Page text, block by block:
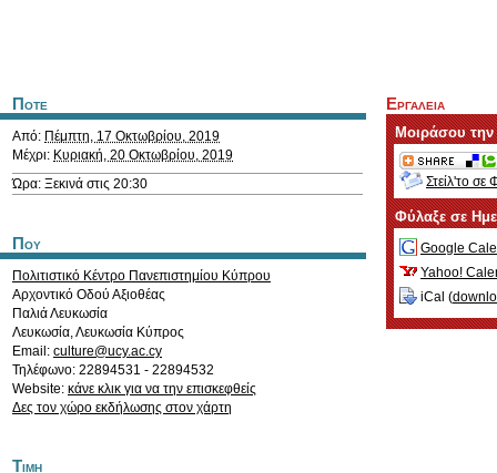
Ποτε
Από: Πέμπτη, 17 Οκτωβρίου, 2019
Μέχρι: Κυριακή, 20 Οκτωβρίου, 2019
Ώρα: Ξεκινά στις 20:30
Που
Πολιτιστικό Κέντρο Πανεπιστημίου Κύπρου
Αρχοντικό Οδού Αξιοθέας
Παλιά Λευκωσία
Λευκωσία,Λευκωσία Κύπρος
Email: culture@ucy.ac.cy
Τηλέφωνο: 22894531 - 22894532
Website: κάνε κλικ για να την επισκεφθείς
Δες τον χώρο εκδήλωσης στον χάρτη
Τιμη
Εργαλεια
Μοιράσου
Στείλ'το σε
Φύλαξε σε
Google
Yahoo!
iCal (